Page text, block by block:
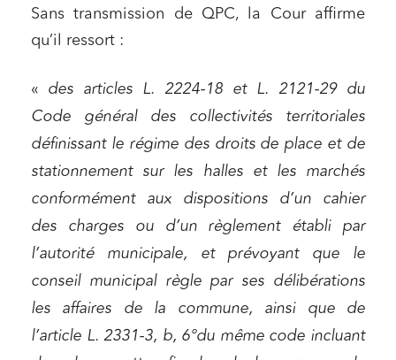
Sans transmission de QPC, la Cour affirme
qu’il ressort :
« des articles L. 2224-18 et L. 2121-29 du
Code général des collectivités territoriales
définissant le régime des droits de place et de
stationnement sur les halles et les marchés
conformément aux dispositions d’un cahier
des charges ou d’un règlement établi par
l’autorité municipale, et prévoyant que le
conseil municipal règle par ses délibérations
les affaires de la commune, ainsi que de
l’article L. 2331-3, b, 6°du même code incluant